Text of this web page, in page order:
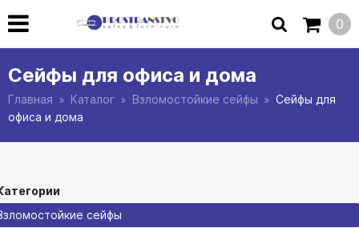
0
Сейфы для офиса и дома
Главная Каталог Взломостойкие сейфы
Сейфы для
офиса и дома
сейфы